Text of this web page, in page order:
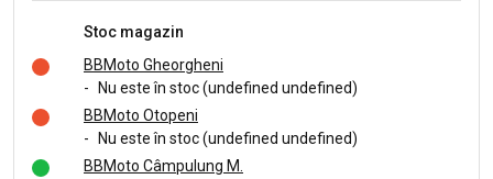
Stoc magazin
BBMoto Gheorgheni
-
Nu este în stoc (undefined undefined)
BBMoto Otopeni
-
Nu este în stoc (undefined undefined)
BBMoto Câmpulung M.